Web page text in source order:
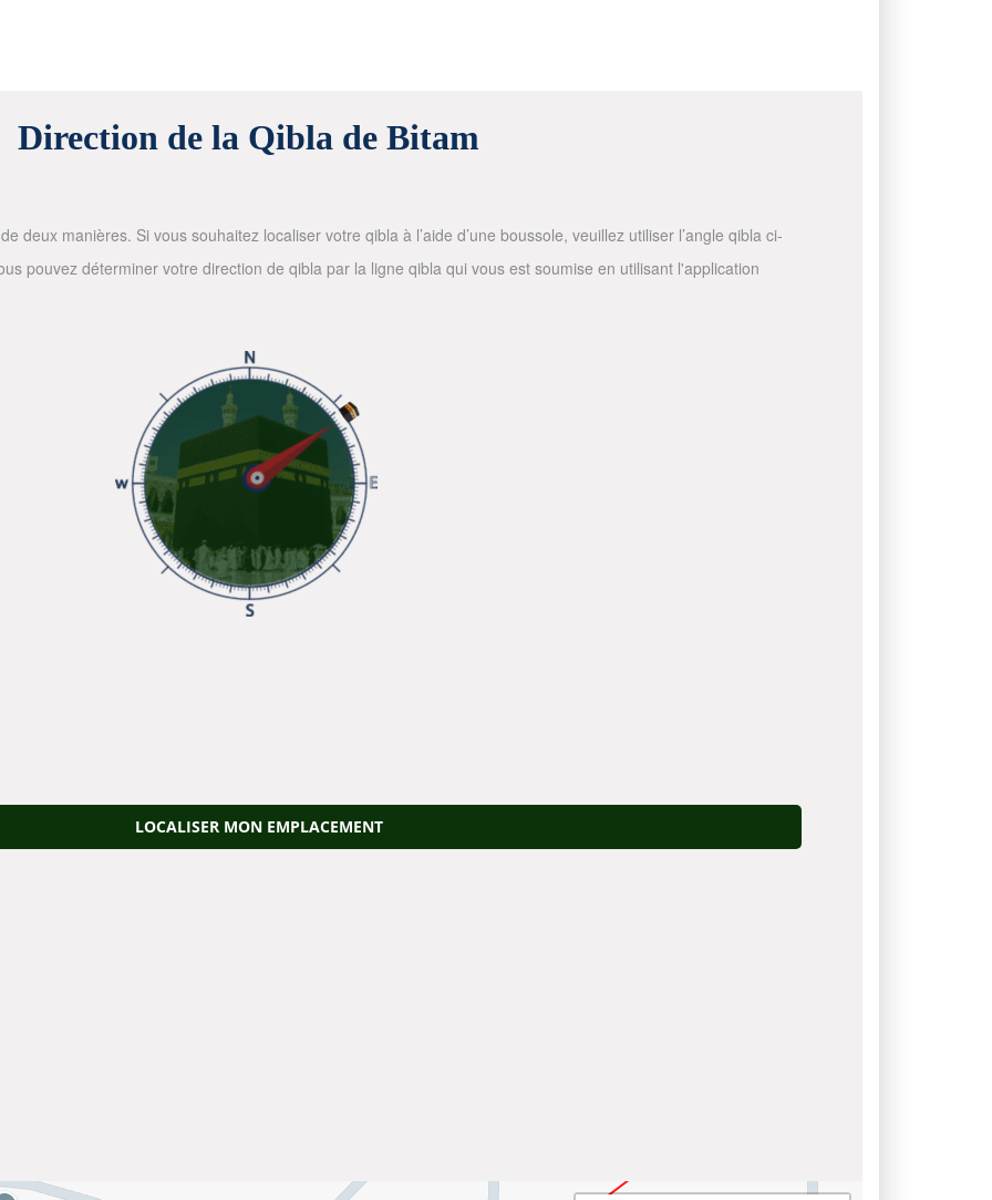
Direction de la Qibla de Bitam
deux manières. Si vous souhaitez localiser votre qibla à l’aide d’une boussole, veuillez utiliser l’angle qibla ci-
pouvez déterminer votre direction de qibla par la ligne qibla qui vous est soumise en utilisant l'application
LOCALISER MON EMPLACEMENT